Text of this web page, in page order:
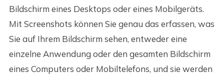
Bildschirm eines Desktops oder eines Mobilgeräts.
Mit Screenshots können Sie genau das erfassen, was
Sie auf Ihrem Bildschirm sehen, entweder eine
einzelne Anwendung oder den gesamten Bildschirm
eines Computers oder Mobiltelefons, und sie werden